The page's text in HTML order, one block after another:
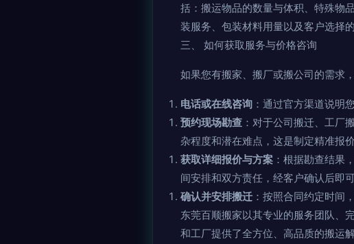
括：搬运物品的数量与体积、特殊物
装服务、包装材料用量以及客户选择
三、 如何获取服务与价格咨询
如果您有搬家、搬厂或搬公司的需求
电话或在线咨询 ：通过官方渠道说明
预约现场勘查 ：对于公司搬迁、工厂
杂程度和潜在难点，这是制定精准报
获取详细报价与方案 ：根据勘查结果
间安排和双方责任，经客户确认后即
确认并安排搬迁 ：按照合同约定时间
东莞百顺搬家以其专业的服务团队、
和工厂提供了全方位、高品质的搬运